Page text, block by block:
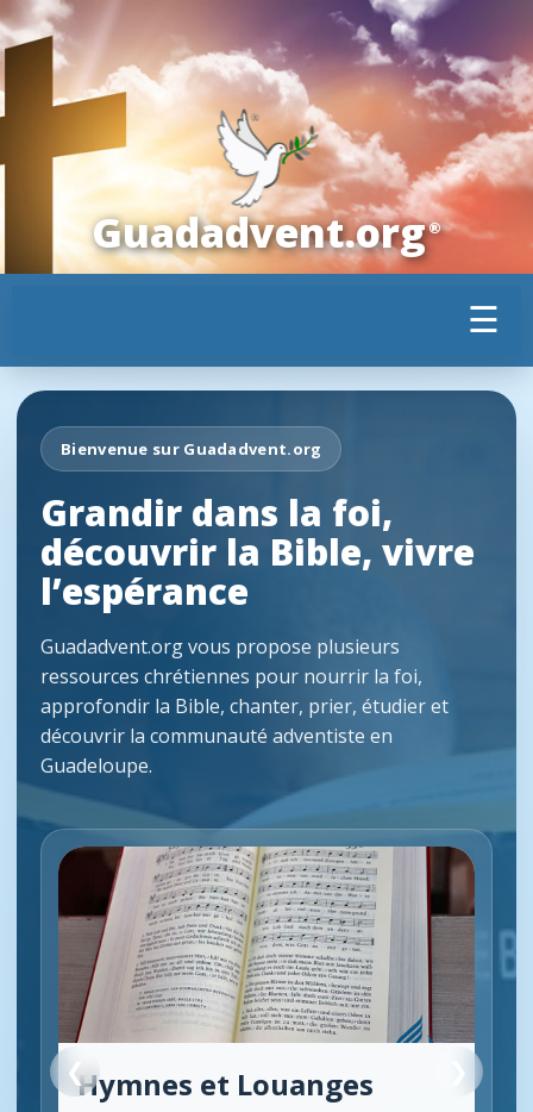
Guadadvent.org®
☰
Bienvenue sur Guadadvent.org
Grandir dans la foi,
découvrir la Bible, vivre
l’espérance
Guadadvent.org vous propose plusieurs
ressources chrétiennes pour nourrir la foi,
approfondir la Bible, chanter, prier, étudier et
découvrir la communauté adventiste en
Guadeloupe.
❮Hymnes et Louanges ❯